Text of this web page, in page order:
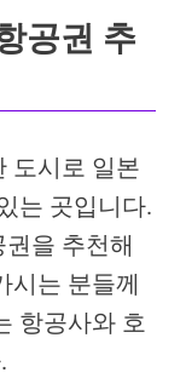
공권 추
도시로 일본
는 곳입니다.
을 추천해
시는 분들께
항공사와 호